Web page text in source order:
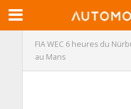
FIA WEC 6 heures du
au Mans